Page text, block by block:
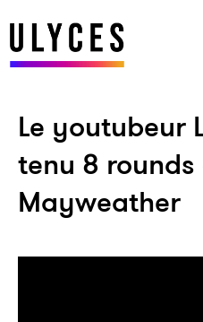
Le youtubeur
tenu 8
Mayweather